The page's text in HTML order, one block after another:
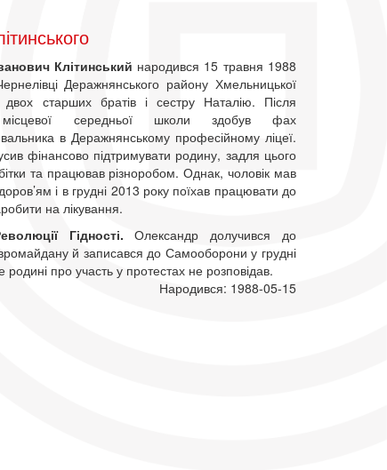
Клітинський народився 15 травня 1988
Деражнянського району Хмельницької
старших братів і сестру Наталію. Після
місцевої середньої школи здобув фах
в Деражнянському професійному ліцеї.
фінансово підтримувати родину, задля цього
та працював різноробом. Однак, чоловік мав
і в грудні 2013 року поїхав працювати до
на лікування.
Гідності.Олександр долучився до
й записався до Самооборони у грудні
родині про участь у протестах не розповідав.
Народився: 1988-05-15